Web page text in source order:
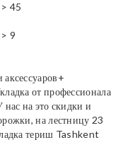
> 45
> 9